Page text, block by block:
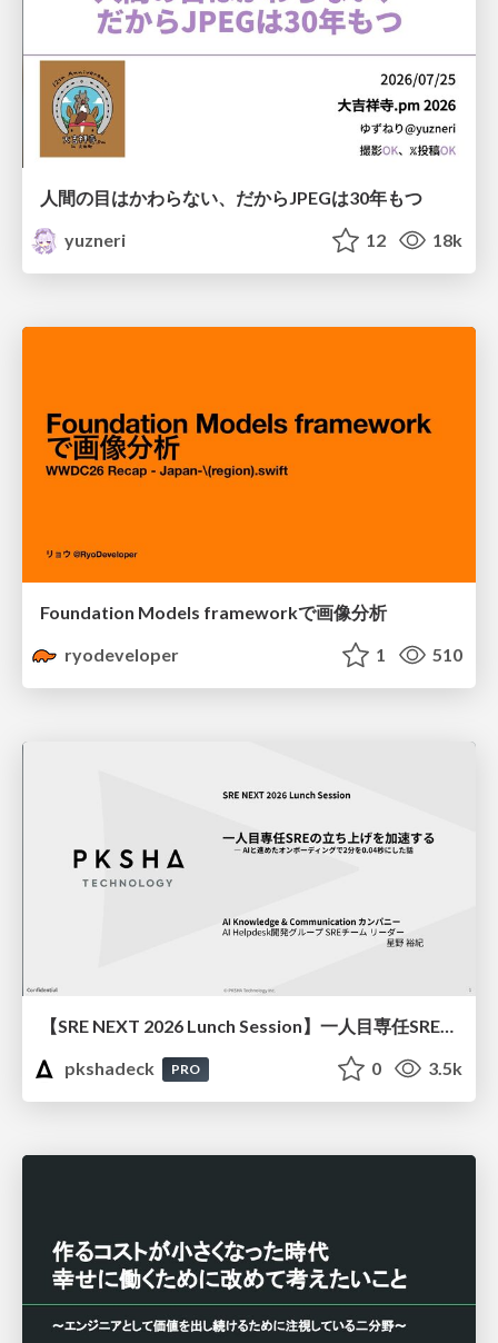
人間の目はかわらない、だからJPEGは30年もつ
yuzneri
12 18k
Foundation Models frameworkで画像分析
ryodeveloper
1 510
【SRE NEXT 2026 Lunch Session】一人目専任SREの立ち上げを加速する ― AIと進めたオンボーディングで2分を0.04秒にした話
pkshadeck
PRO 0 3.5k